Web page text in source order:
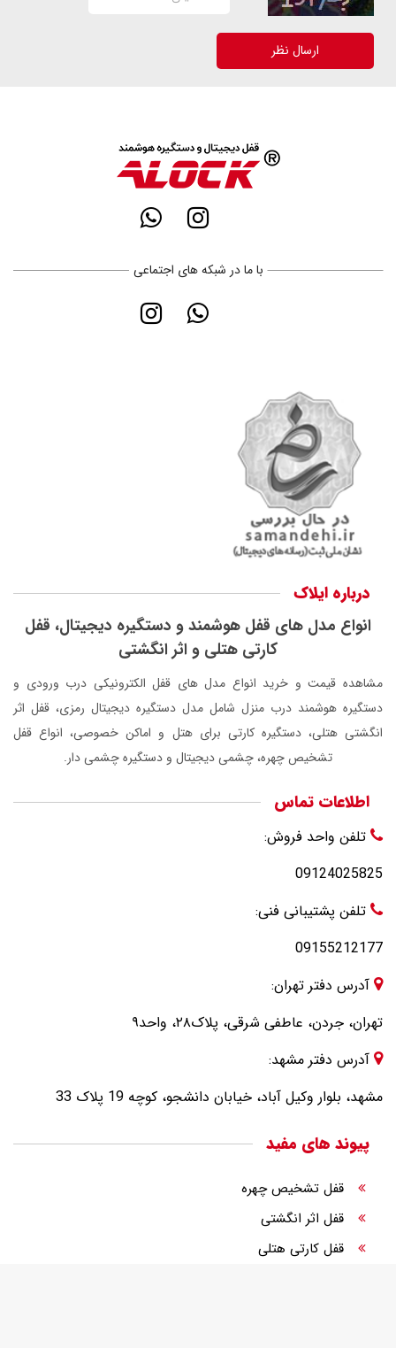
ارسال نظر
با ما در شبکه های اجتماعی
درباره ایلاک
انواع مدل های قفل هوشمند و دستگیره دیجیتال، قفل
کارتی هتلی و اثر انگشتی
مشاهده قیمت و خرید انواع مدل های قفل الکترونیکی درب ورودی و
دستگیره هوشمند درب منزل شامل مدل دستگیره دیجیتال رمزی، قفل اثر
انگشتی هتلی، دستگیره کارتی برای هتل و اماکن خصوصی، انواع قفل
تشخیص چهره، چشمی دیجیتال و دستگیره چشمی دار.
اطلاعات تماس
تلفن واحد فروش:
09124025825
تلفن پشتیبانی فنی:
09155212177
آدرس دفتر تهران:
تهران، جردن، عاطفی شرقی، پلاک۲۸، واحد۹
آدرس دفتر مشهد:
مشهد، بلوار وکیل آباد، خیابان دانشجو، کوچه 19 پلاک 33
پیوند های مفید
قفل تشخیص چهره
قفل اثر انگشتی
قفل کارتی هتلی